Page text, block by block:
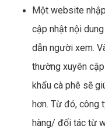
Một website
cập nhật nội
dẫn người xem.
thường xuyên
khẩu cà phê sẽ
hơn. Từ đó, công
hàng/ đối tác từ